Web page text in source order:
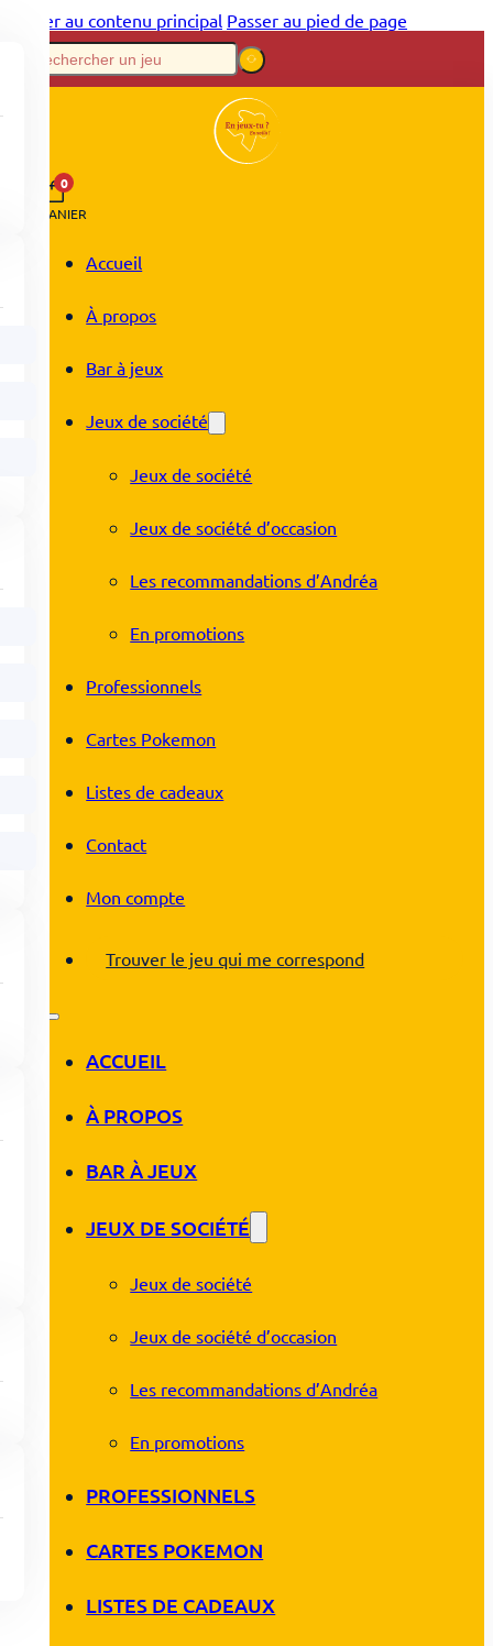
Passer au contenu principal Passer au pied de page
0
PANIER
Accueil
À propos
Bar à jeux
Jeux de société
Jeux de société
Jeux de société d’occasion
Les recommandations d’Andréa
En promotions
Professionnels
Cartes Pokemon
Listes de cadeaux
Contact
Mon compte
Trouver le jeu qui me correspond
ACCUEIL
À PROPOS
BAR À JEUX
JEUX DE SOCIÉTÉ
Jeux de société
Jeux de société d’occasion
Les recommandations d’Andréa
En promotions
PROFESSIONNELS
CARTES POKEMON
LISTES DE CADEAUX